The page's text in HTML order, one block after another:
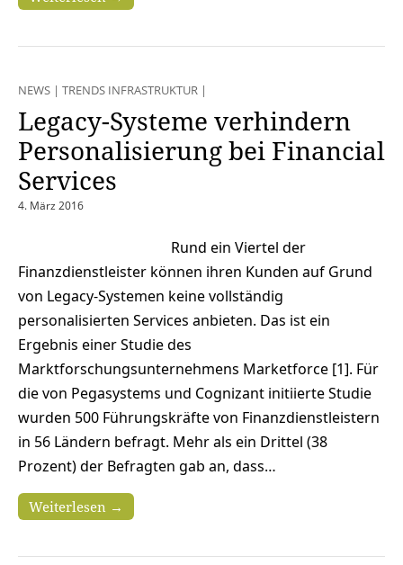
NEWS | TRENDS INFRASTRUKTUR |
Legacy-Systeme verhindern
Personalisierung bei Financial
Services
4. März 2016
Rund ein Viertel der
Finanzdienstleister können ihren Kunden auf Grund
von Legacy-Systemen keine vollständig
personalisierten Services anbieten. Das ist ein
Ergebnis einer Studie des
Marktforschungsunternehmens Marketforce [1]. Für
die von Pegasystems und Cognizant initiierte Studie
wurden 500 Führungskräfte von Finanzdienstleistern
in 56 Ländern befragt. Mehr als ein Drittel (38
Prozent) der Befragten gab an, dass…
Weiterlesen →